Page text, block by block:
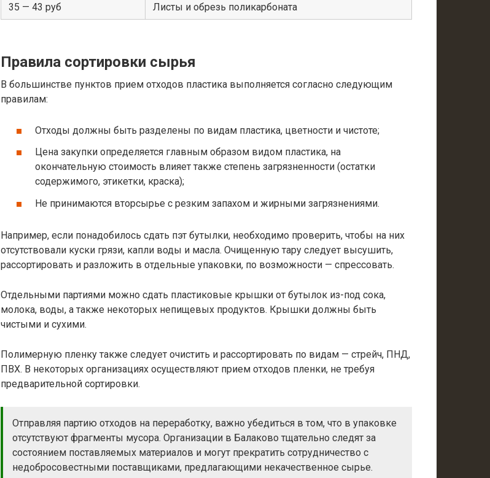
35 — 43 руб Листы и обрезь поликарбоната
Правила сортировки сырья
В большинстве пунктов прием отходов пластика выполняется согласно следующим
правилам:
Отходы должны быть разделены по видам пластика, цветности и чистоте;
Цена закупки определяется главным образом видом пластика, на
окончательную стоимость влияет также степень загрязненности (остатки
содержимого, этикетки, краска);
Не принимаются вторсырье с резким запахом и жирными загрязнениями.
Например, если понадобилось сдать пэт бутылки, необходимо проверить, чтобы на них
отсутствовали куски грязи, капли воды и масла. Очищенную тару следует высушить,
рассортировать и разложить в отдельные упаковки, по возможности — спрессовать.
Отдельными партиями можно сдать пластиковые крышки от бутылок из-под сока,
молока, воды, а также некоторых непищевых продуктов. Крышки должны быть
чистыми и сухими.
Полимерную пленку также следует очистить и рассортировать по видам — стрейч, ПНД,
ПВХ. В некоторых организациях осуществляют прием отходов пленки, не требуя
предварительной сортировки.
Отправляя партию отходов на переработку, важно убедиться в том, что в упаковке
отсутствуют фрагменты мусора. Организации в Балаково тщательно следят за
состоянием поставляемых материалов и могут прекратить сотрудничество с
недобросовестными поставщиками, предлагающими некачественное сырье.